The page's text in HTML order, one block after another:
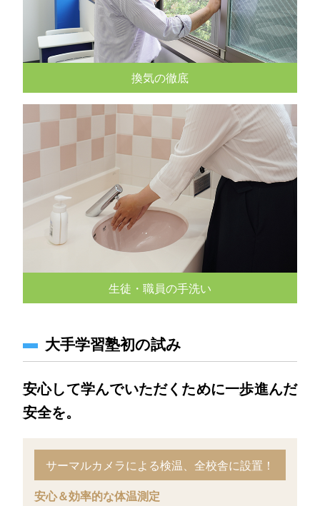
換気の徹底
生徒・職員の手洗い
大手学習塾初の試み
安心して学んでいただくために一歩進んだ
安全を。
サーマルカメラによる検温、全校舎に設置！
安心＆効率的な体温測定